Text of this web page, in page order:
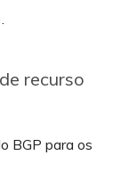
.
recurso
BGP para os